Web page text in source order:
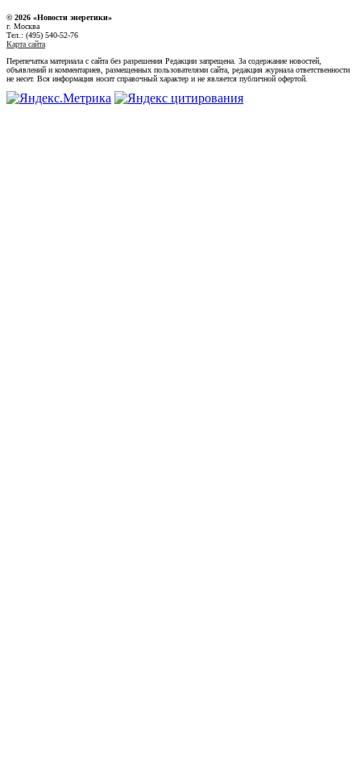
© 2026 «Новости энеретики»
г. Москва
Тел.: (495) 540-52-76
Карта сайта
Перепечатка материала с сайта без разрешения Редакции запрещена. За содержание новостей,
объявлений и комментариев, размещенных пользователями сайта, редакция журнала ответственности
не несет. Вся информация носит справочный характер и не является публичной офертой.